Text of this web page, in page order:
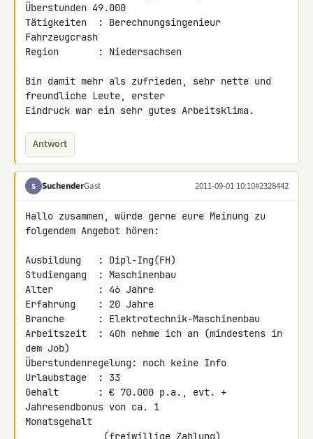
Überstunden 49.000
Tätigkeiten  : Berechnungsingenieur
Fahrzeugcrash
Region       : Niedersachsen
Bin damit mehr als zufrieden, sehr nette und
freundliche Leute, erster
Eindruck war ein sehr gutes Arbeitsklima.
Antwort
S SuchenderGast 2011-09-01 10:10#2328442
Hallo zusammen, würde gerne eure Meinung zu
folgendem Angebot hören:
Ausbildung   : Dipl-Ing(FH)
Studiengang  : Maschinenbau
Alter        : 46 Jahre
Erfahrung    : 20 Jahre
Branche      : Elektrotechnik-Maschinenbau
Arbeitszeit  : 40h nehme ich an (mindestens in
dem Job)
Überstundenregelung: noch keine Info
Urlaubstage  : 33
Gehalt       : € 70.000 p.a., evt. +
Jahresendbonus von ca. 1
Monatsgehalt